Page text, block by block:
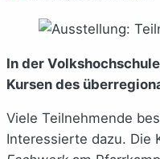
In der
Kursen des
Viele Teilnehmende
Interessierte dazu. Die